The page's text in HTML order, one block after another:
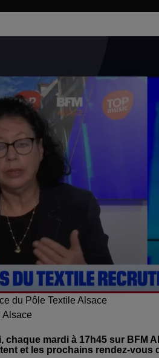
du Pôle Textile Alsace
Alsace
chaque mardi à 17h45 sur BFM
et les prochains rendez-vous